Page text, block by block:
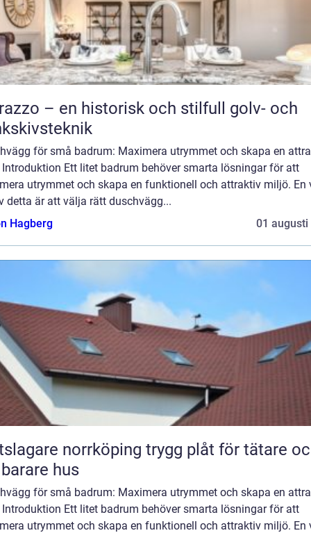
– en historisk och stilfull golv- och
för små badrum: Maximera utrymmet och skapa en
Ett litet badrum behöver smarta lösningar för att
utrymmet och skapa en funktionell och attraktiv miljö. En
detta är att välja rätt duschvägg...
Hagberg
01 augusti
norrköping trygg plåt för tätare och
hus
för små badrum: Maximera utrymmet och skapa en
Ett litet badrum behöver smarta lösningar för att
utrymmet och skapa en funktionell och attraktiv miljö. En